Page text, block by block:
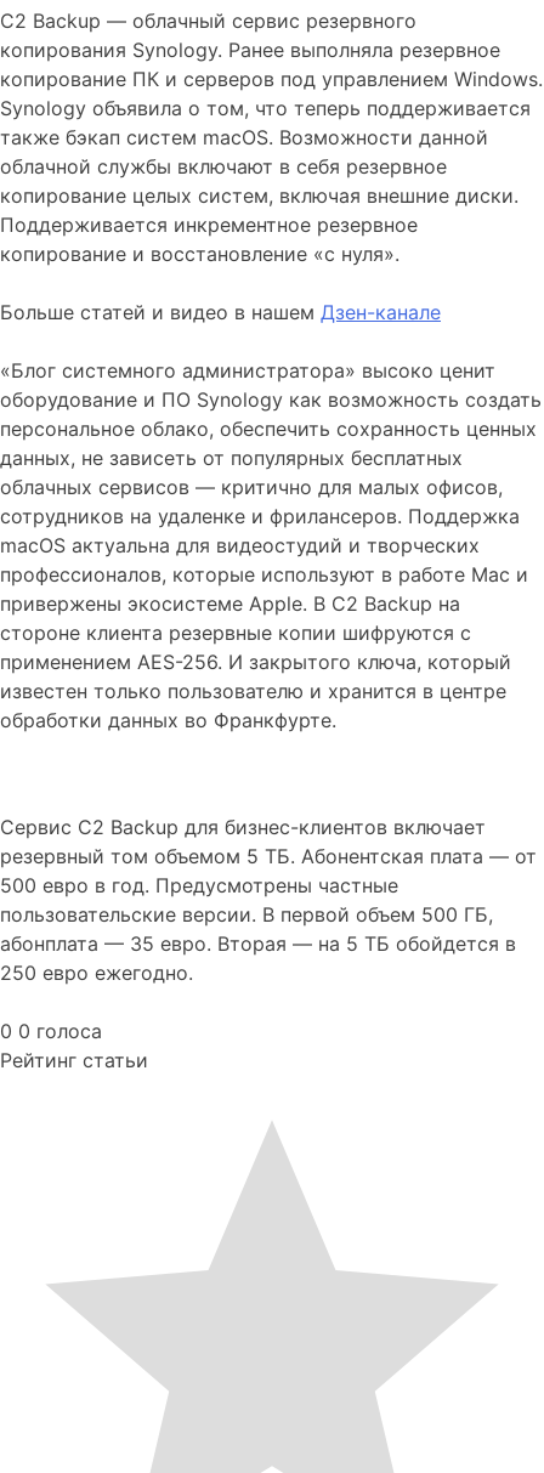
C2 Backup — облачный сервис резервного
копирования Synology. Ранее выполняла резервное
копирование ПК и серверов под управлением Windows.
Synology объявила о том, что теперь поддерживается
также бэкап систем macOS. Возможности данной
облачной службы включают в себя резервное
копирование целых систем, включая внешние диски.
Поддерживается инкрементное резервное
копирование и восстановление «с нуля».
Больше статей и видео в нашем Дзен-канале
«Блог системного администратора» высоко ценит
оборудование и ПО Synology как возможность создать
персональное облако, обеспечить сохранность ценных
данных, не зависеть от популярных бесплатных
облачных сервисов — критично для малых офисов,
сотрудников на удаленке и фрилансеров. Поддержка
macOS актуальна для видеостудий и творческих
профессионалов, которые используют в работе Mac и
привержены экосистеме Apple. В C2 Backup на
стороне клиента резервные копии шифруются с
применением AES-256. И закрытого ключа, который
известен только пользователю и хранится в центре
обработки данных во Франкфурте.
Сервис C2 Backup для бизнес-клиентов включает
резервный том объемом 5 ТБ. Абонентская плата — от
500 евро в год. Предусмотрены частные
пользовательские версии. В первой объем 500 ГБ,
абонплата — 35 евро. Вторая — на 5 ТБ обойдется в
250 евро ежегодно.
0 0 голоса
Рейтинг статьи